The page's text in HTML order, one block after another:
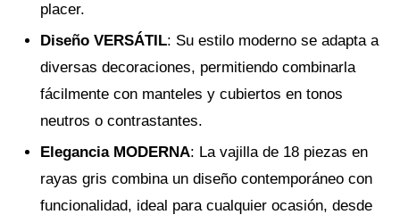
placer.
Diseño VERSÁTIL: Su estilo moderno se adapta a
diversas decoraciones, permitiendo combinarla
fácilmente con manteles y cubiertos en tonos
neutros o contrastantes.
Elegancia MODERNA: La vajilla de 18 piezas en
rayas gris combina un diseño contemporáneo con
funcionalidad, ideal para cualquier ocasión, desde